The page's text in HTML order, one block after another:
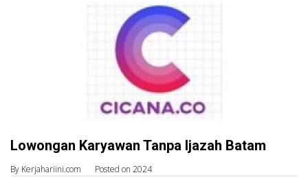
Lowongan Karyawan Tanpa Ijazah Batam
By Kerjahariini.com Posted on 2024